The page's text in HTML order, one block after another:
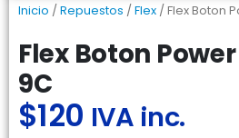
Inicio /Repuestos /Flex / Flex Boton
Flex Boton
9C
$120 IVA inc.